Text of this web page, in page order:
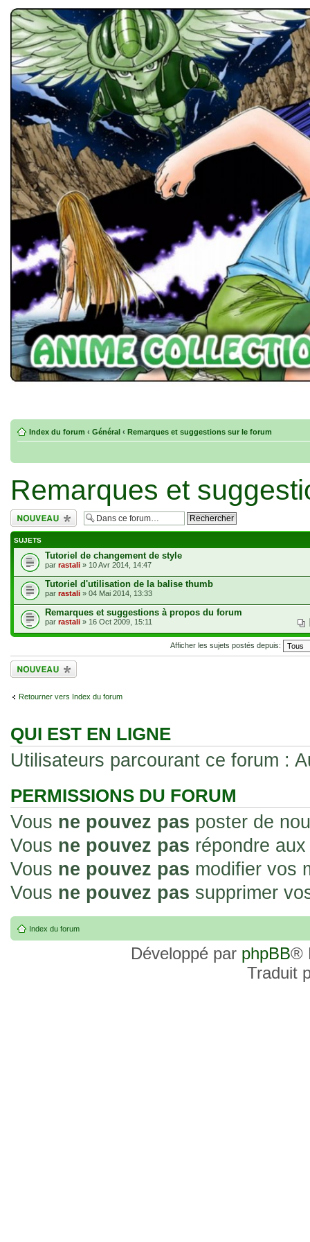
Index du forum ‹ Général ‹ Remarques et suggestions sur le forum
Remarques et
Écrire un nouveau
sujet
SUJETS
Tutoriel de changement de style
par rastali » 10 Avr 2014, 14:47
Tutoriel d'utilisation de la balise thumb
par rastali » 04 Mai 2014, 13:33
Remarques et suggestions à propos du forum
par rastali » 16 Oct 2009, 15:11
Afficher les sujets postés depuis:
Écrire un nouveau
sujet
Retourner vers Index du forum
QUI EST EN LIGNE
Utilisateurs parcourant ce forum :
PERMISSIONS DU FORUM
Vous ne pouvez pas poster de
Vous ne pouvez pas répondre
Vous ne pouvez pas modifier vos
Vous ne pouvez pas supprimer
Index du forum
Développé par phpBB®
Traduit